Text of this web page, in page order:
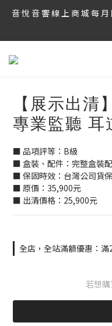
8/6 ~ 8/9 第36屆 TAA 國
音 響
音 悅 音 響 線 上 商 城 每
8/6 ~ 8/9 第36屆 TAA 國
【展示出
專業監聽 耳
■ 品項評等：B級
■ 盒裝、配件：完整盒裝
■ 保固時效：台灣公司貨
■ 原價：35,900元
■ 出清價格：25,900元
全店，全站滿額優惠：
若想